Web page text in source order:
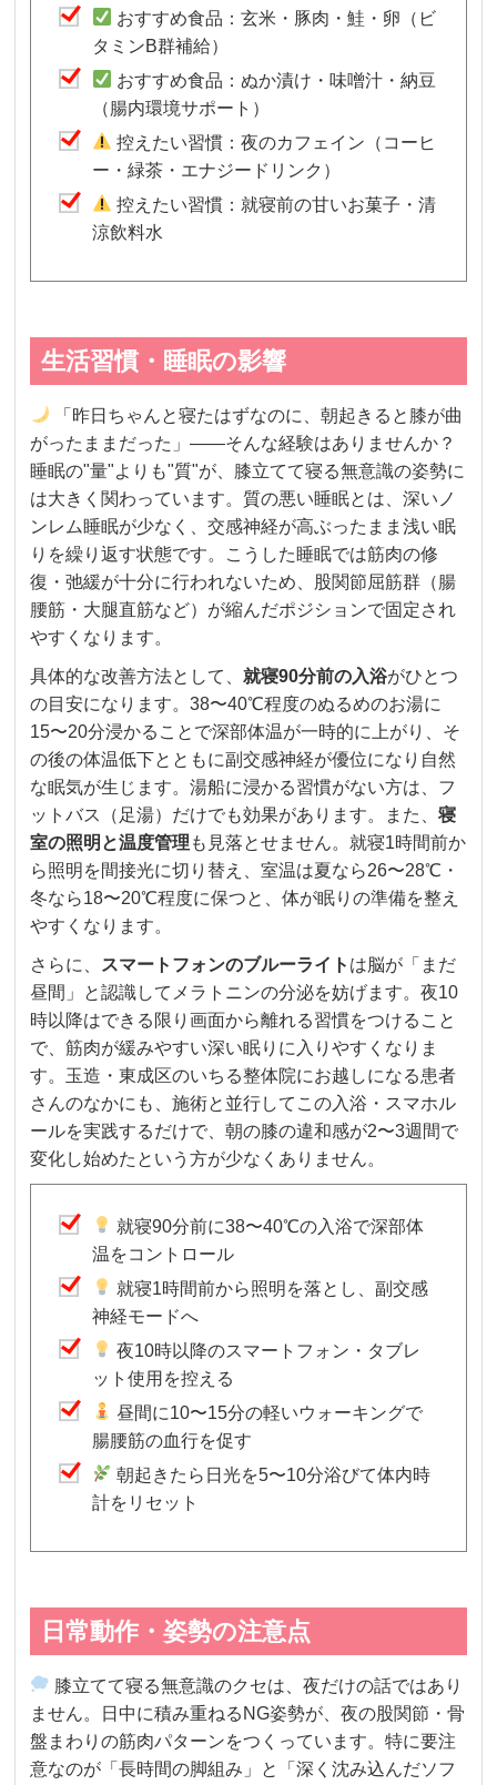
おすすめ食品：玄米・豚肉・鮭・卵（ビ
タミンB群補給）
おすすめ食品：ぬか漬け・味噌汁・納豆
（腸内環境サポート）
控えたい習慣：夜のカフェイン（コーヒ
ー・緑茶・エナジードリンク）
控えたい習慣：就寝前の甘いお菓子・清
涼飲料水
生活習慣・睡眠の影響
「昨日ちゃんと寝たはずなのに、朝起きると膝が曲
がったままだった」——そんな経験はありませんか？
睡眠の"量"よりも"質"が、膝立てて寝る無意識の姿勢に
は大きく関わっています。質の悪い睡眠とは、深いノ
ンレム睡眠が少なく、交感神経が高ぶったまま浅い眠
りを繰り返す状態です。こうした睡眠では筋肉の修
復・弛緩が十分に行われないため、股関節屈筋群（腸
腰筋・大腿直筋など）が縮んだポジションで固定され
やすくなります。
具体的な改善方法として、就寝90分前の入浴がひとつ
の目安になります。38〜40℃程度のぬるめのお湯に
15〜20分浸かることで深部体温が一時的に上がり、そ
の後の体温低下とともに副交感神経が優位になり自然
な眠気が生じます。湯船に浸かる習慣がない方は、フ
ットバス（足湯）だけでも効果があります。また、寝
室の照明と温度管理 も見落とせません。就寝1時間前か
ら照明を間接光に切り替え、室温は夏なら26〜28℃・
冬なら18〜20℃程度に保つと、体が眠りの準備を整え
やすくなります。
さらに、 スマートフォンのブルーライト は脳が「まだ
昼間」と認識してメラトニンの分泌を妨げます。夜10
時以降はできる限り画面から離れる習慣をつけること
で、筋肉が緩みやすい深い眠りに入りやすくなりま
す。玉造・東成区のいちる整体院にお越しになる患者
さんのなかにも、施術と並行してこの入浴・スマホル
ールを実践するだけで、朝の膝の違和感が2〜3週間で
変化し始めたという方が少なくありません。
就寝90分前に38〜40℃の入浴で深部体
温をコントロール
就寝1時間前から照明を落とし、副交感
神経モードへ
夜10時以降のスマートフォン・タブレ
ット使用を控える
昼間に10〜15分の軽いウォーキングで
腸腰筋の血行を促す
朝起きたら日光を5〜10分浴びて体内時
計をリセット
日常動作・姿勢の注意点
膝立てて寝る無意識のクセは、夜だけの話ではあり
ません。日中に積み重ねるNG姿勢が、夜の股関節・骨
盤まわりの筋肉パターンをつくっています。特に要注
意なのが「長時間の脚組み」と「深く沈み込んだソフ